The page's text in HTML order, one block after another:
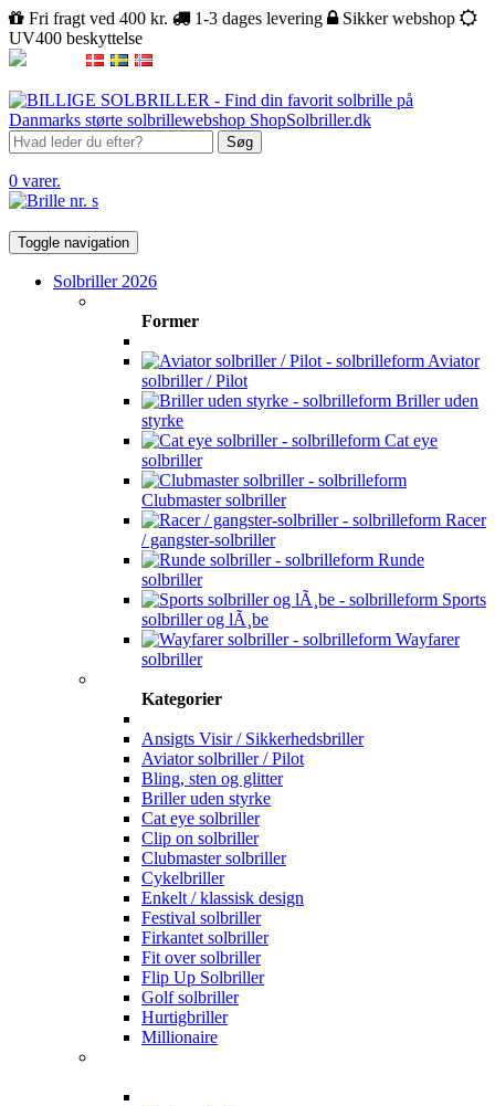
Fri fragt ved 400 kr. 1-3 dages levering
Sikker webshop
UV400 beskyttelse
Søg
0 varer.
Toggle navigation
Solbriller 2026
Former
Aviator
solbriller / Pilot
Briller uden
styrke
Cat eye
solbriller
Clubmaster solbriller
Racer
/ gangster-solbriller
Runde
solbriller
Sports
solbriller og lÃ¸be
Wayfarer
solbriller
Kategorier
Ansigts Visir / Sikkerhedsbriller
Aviator solbriller / Pilot
Bling, sten og glitter
Briller uden styrke
Cat eye solbriller
Clip on solbriller
Clubmaster solbriller
Cykelbriller
Enkelt / klassisk design
Festival solbriller
Firkantet solbriller
Fit over solbriller
Flip Up Solbriller
Golf solbriller
Hurtigbriller
Millionaire